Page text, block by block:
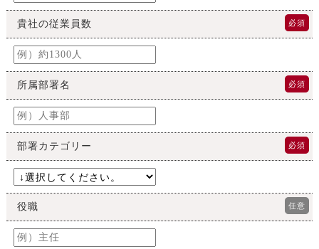
貴社の従業員数 必須
所属部署名 必須
部署カテゴリー 必須
役職 任意